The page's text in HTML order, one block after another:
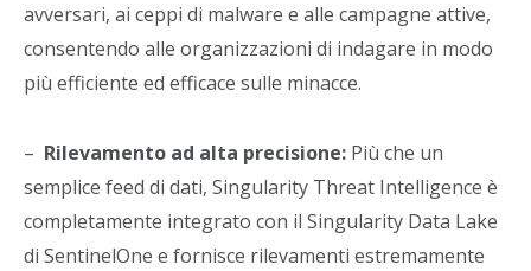
avversari, ai ceppi di malware e alle campagne attive,
consentendo alle organizzazioni di indagare in modo
più efficiente ed efficace sulle minacce.
– Rilevamento ad alta precisione: Più che un
semplice feed di dati, Singularity Threat Intelligence è
completamente integrato con il Singularity Data Lake
di SentinelOne e fornisce rilevamenti estremamente